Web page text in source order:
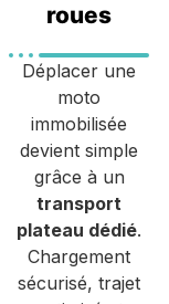
roues
Déplacer une
moto
immobilisée
devient simple
grâce à un
transport
plateau dédié.
Chargement
sécurisé, trajet